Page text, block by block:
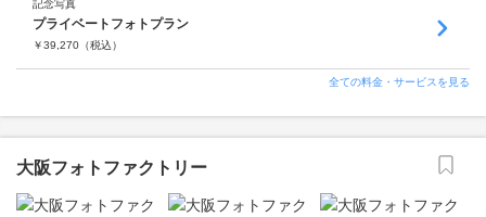
記念写真
プライベートフォトプラン
￥39,270 （税込）
全ての料金・サービスを見る
大阪フォトファクトリー